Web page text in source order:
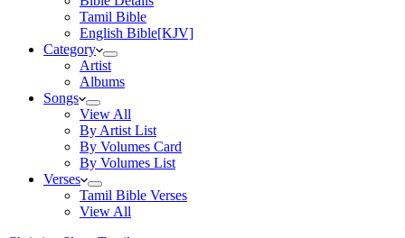
Tamil Bible
English Bible[KJV]
Category
Artist
Albums
Songs
View All
By Artist List
By Volumes Card
By Volumes List
Verses
Tamil Bible Verses
View All